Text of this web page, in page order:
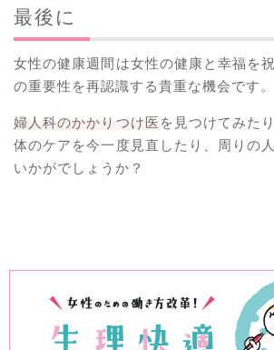
最後に
女性の健康週間は女性の健康と幸福を
の重要性を再認識する貴重な機会です。
婦人科のかかりつけ医 を見つけてみた
体のケアを今一度見直したり、周りの
いかがでしょうか？